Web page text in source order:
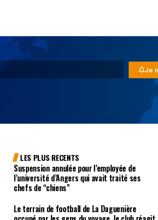
Je
LES PLUS RECENTS
Suspension annulée pour l’employée de
l’université d’Angers qui avait traité ses
chefs de “chiens”
Le terrain de football de La Daguenière